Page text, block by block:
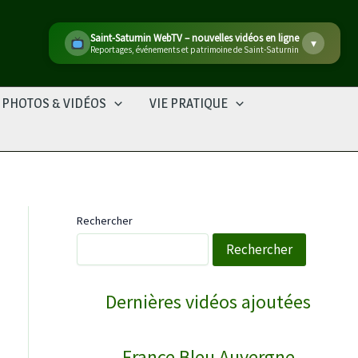
Saint-Saturnin WebTV – nouvelles vidéos en ligne
Reportages, événements et patrimoine de Saint-Saturnin ▾
PHOTOS & VIDÉOS VIE PRATIQUE
Rechercher
Rechercher
Dernières vidéos ajoutées
Reportages